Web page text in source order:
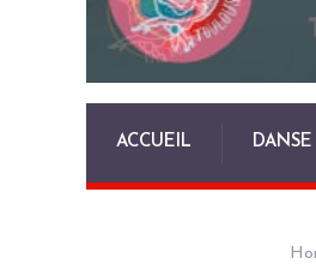
ACCUEIL DANSE